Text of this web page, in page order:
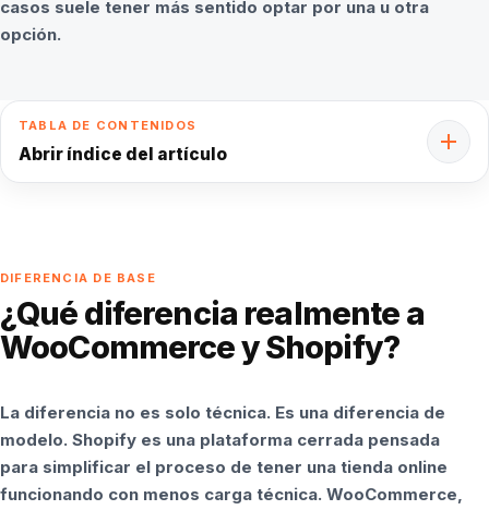
casos suele tener más sentido optar por una u otra
opción.
TABLA DE CONTENIDOS
Abrir índice del artículo
DIFERENCIA DE BASE
¿Qué diferencia realmente a
WooCommerce y Shopify?
La diferencia no es solo técnica. Es una diferencia de
modelo. Shopify es una plataforma cerrada pensada
para simplificar el proceso de tener una tienda online
funcionando con menos carga técnica. WooCommerce,